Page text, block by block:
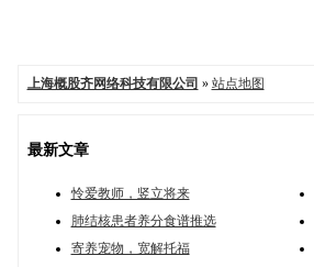
上海概股齐网络科技有限公司 » 站点地图
最新文章
怜爱教师，竖立将来
肺结核患者养分食谱推选
寄养宠物，宽解托福